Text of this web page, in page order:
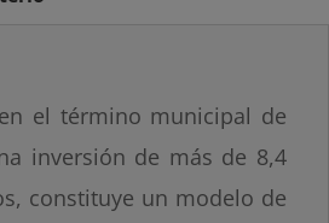
el término municipal de
inversión de más de 8,4
constituye un modelo de